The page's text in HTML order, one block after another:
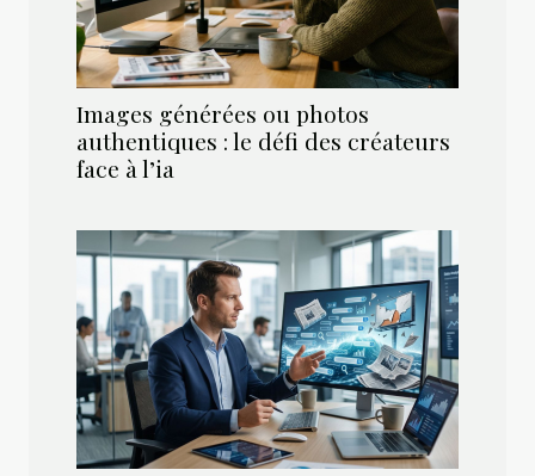
Images générées ou photos
authentiques : le défi des créateurs
face à l’ia